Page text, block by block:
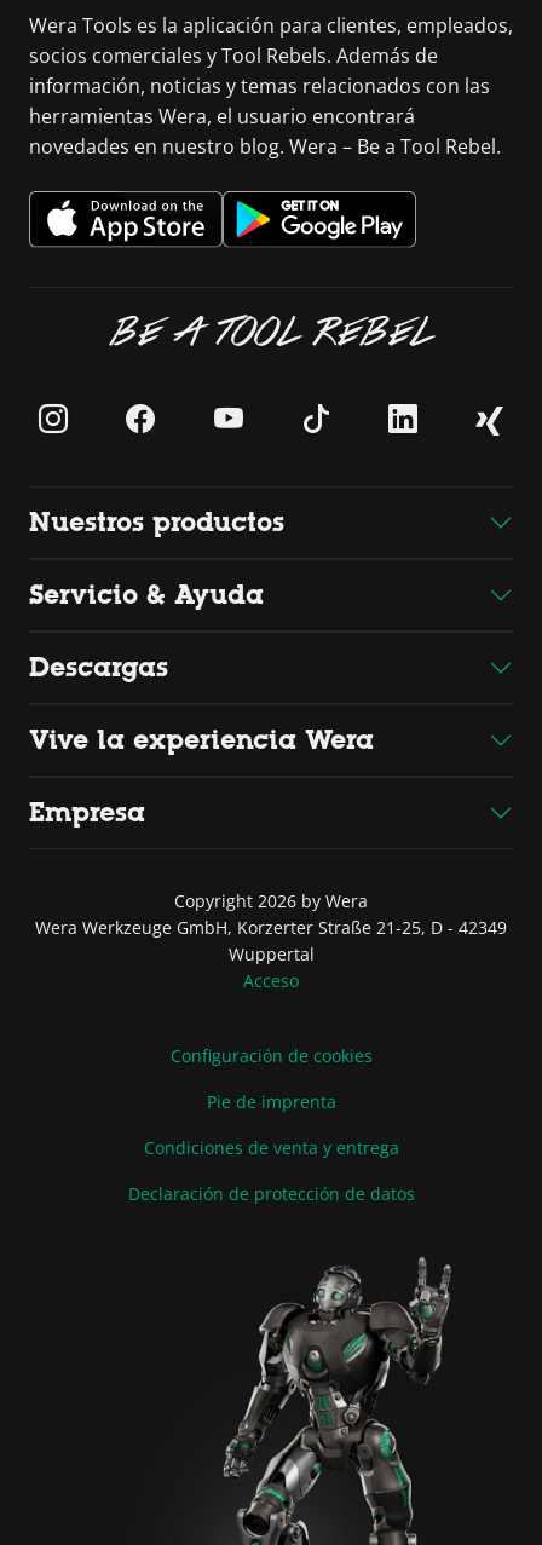
Wera Tools es la aplicación para clientes, empleados,
socios comerciales y Tool Rebels. Además de
información, noticias y temas relacionados con las
herramientas Wera, el usuario encontrará
novedades en nuestro blog. Wera – Be a Tool Rebel.
BE A TOOL REBEL
Nuestros productos
Servicio & Ayuda
Descargas
Vive la experiencia Wera
Empresa
Copyright 2026 by Wera
Wera Werkzeuge GmbH, Korzerter Straße 21-25, D - 42349
Wuppertal
Acceso
Configuración de cookies
Pie de imprenta
Condiciones de venta y entrega
Declaración de protección de datos